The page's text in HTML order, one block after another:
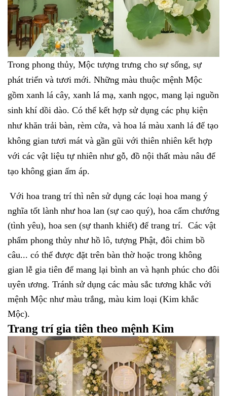
Trong phong thủy, Mộc tượng trưng cho sự sống, sự
phát triển và tươi mới. Những màu thuộc mệnh Mộc
gồm xanh lá cây, xanh lá mạ, xanh ngọc, mang lại nguồn
sinh khí dồi dào. Có thể kết hợp sử dụng các phụ kiện
như khăn trải bàn, rèm cửa, và hoa lá màu xanh lá để tạo
không gian tươi mát và gần gũi với thiên nhiên kết hợp
với các vật liệu tự nhiên như gỗ, đồ nội thất màu nâu để
tạo không gian ấm áp.
Với hoa trang trí thì nên sử dụng các loại hoa mang ý
nghĩa tốt lành như hoa lan (sự cao quý), hoa cẩm chướng
(tình yêu), hoa sen (sự thanh khiết) để trang trí. Các vật
phẩm phong thủy như hồ lô, tượng Phật, đôi chim bồ
câu... có thể được đặt trên bàn thờ hoặc trong không
gian lễ gia tiên để mang lại bình an và hạnh phúc cho đôi
uyên ương. Tránh sử dụng các màu sắc tương khắc với
mệnh Mộc như màu trắng, màu kim loại (Kim khắc
Mộc).
Trang trí gia tiên theo mệnh Kim